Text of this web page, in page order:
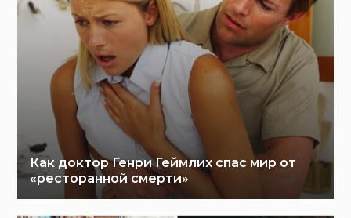
Как доктор Генри Геймлих спас мир от
«ресторанной смерти»